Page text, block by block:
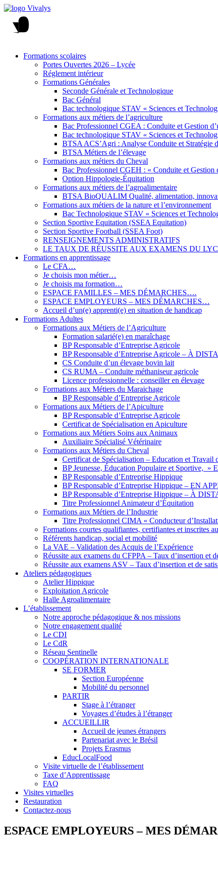
Formations scolaires
Portes Ouvertes 2026 – Lycée
Réglement intérieur
Formations Générales
Seconde Générale et Technologique
Bac Général
Bac technologique STAV « Sciences et
Formations aux métiers de l’agriculture
Bac Professionnel CGEA : Conduite et Gestion
Bac technologique STAV « Sciences et
BTSA ACS’Agri : Analyse Conduite et Stratégie
BTSA Métiers de l’élevage
Formations aux métiers du Cheval
Bac Professionnel CGEH : « Conduite et Gestion
Option Hippologie-Équitation
Formations aux métiers de l’agroalimentaire
BTSA BioQUALIM Qualité, alimentation,
Formations aux métiers de la nature et l’environnement
Bac Technologique STAV « Sciences et
Section Sportive Equitation (SSEA Equitation)
Section Sportive Football (SSEA Foot)
RENSEIGNEMENTS ADMINISTRATIFS
LE TAUX DE RÉUSSITE AUX EXAMENS DU
Formations en apprentissage
Le CFA…
Je choisis mon métier…
Je choisis ma formation…
ESPACE FAMILLES – MES DÉMARCHES….
ESPACE EMPLOYEURS – MES DÉMARCHES…
Accueil d’un(e) apprenti(e) en situation de handicap
Formations Adultes
Formations aux Métiers de l’Agriculture
Formation salarié(e) en maraîchage
BP Responsable d’Entreprise Agricole
BP Responsable d’Entreprise Agricole – À
CS Conduite d’un élevage bovin lait
CS RUMA – Conduite méthaniseur agricole
Licence professionnelle : conseiller en élevage
Formations aux Métiers du Maraichage
BP Responsable d’Entreprise Agricole
Formations aux Métiers de l’Apiculture
BP Responsable d’Entreprise Agricole
Certificat de Spécialisation en Apiculture
Formations aux Métiers Soins aux Animaux
Auxiliaire Spécialisé Vétérinaire
Formations aux Métiers du Cheval
Certificat de Spécialisation – Education et Travail
BP Jeunesse, Éducation Populaire et Sportive,
BP Responsable d’Entreprise Hippique
BP Responsable d’Entreprise Hippique – EN
BP Responsable d’Entreprise Hippique – À
Titre Professionnel Animateur d’Équitation
Formations aux Métiers de l’Industrie
Titre Professionnel CIMA « Conducteur
Formations courtes qualifiantes, certifiantes et inscrites
Référents handicap, social et mobilité
La VAE – Validation des Acquis de l’Expérience
Réussite aux examens du CFPPA – Taux d’insertion et
Réussite aux examens ASV – Taux d’insertion et de
Ateliers pédagogiques
Atelier Hippique
Exploitation Agricole
Halle Agroalimentaire
L’établissement
Notre approche pédagogique & nos missions
Notre engagement qualité
Le CDI
Le CdR
Réseau Sentinelle
COOPÉRATION INTERNATIONALE
SE FORMER
Section Européenne
Mobilité du personnel
PARTIR
Stage à l’étranger
Voyages d’études à l’étranger
ACCUEILLIR
Accueil de jeunes étrangers
Partenariat avec le Brésil
Projets Erasmus
EducLocalFood
Visite virtuelle de l’établissement
Taxe d’Apprentissage
FAQ
Visites virtuelles
Restauration
Contactez-nous
ESPACE EMPLOYEURS – MES